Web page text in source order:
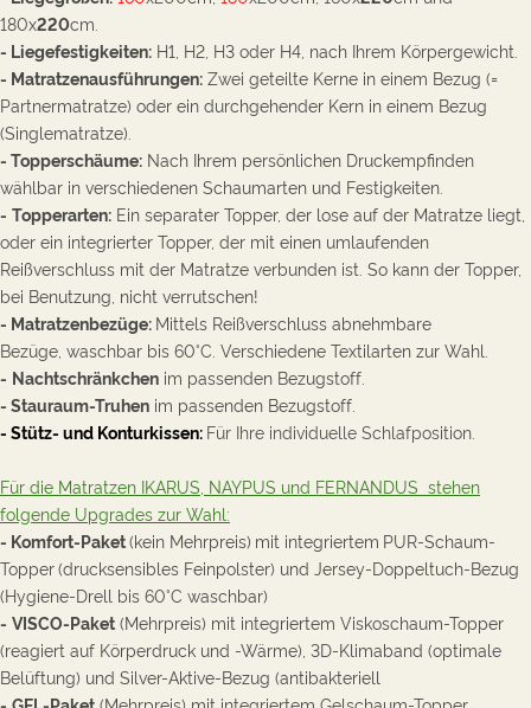
180x220cm.
- Liegefestigkeiten: H1, H2, H3 oder H4, nach Ihrem Körpergewicht.
- Matratzenausführungen: Zwei geteilte Kerne in einem Bezug (=
Partnermatratze) oder ein durchgehender Kern in einem Bezug
(Singlematratze).
- Topperschäume: Nach Ihrem persönlichen Druckempfinden
wählbar in verschiedenen Schaumarten und Festigkeiten.
- Topperarten: Ein separater Topper, der lose auf der Matratze liegt,
oder ein integrierter Topper, der mit einen umlaufenden
Reißverschluss mit der Matratze verbunden ist. So kann der Topper,
bei Benutzung, nicht verrutschen!
- Matratzenbezüge: Mittels Reißverschluss abnehmbare
Bezüge, waschbar bis 60°C. Verschiedene Textilarten zur Wahl.
- Nachtschränkchen im passenden Bezugstoff.
- Stauraum-Truhen im passenden Bezugstoff.
- Stütz- und Konturkissen: Für Ihre individuelle Schlafposition.
Für die Matratzen IKARUS, NAYPUS und FERNANDUS stehen
folgende Upgrades zur Wahl:
- Komfort-Paket(kein Mehrpreis) mit integriertem PUR-Schaum-
Topper(drucksensibles Feinpolster) und Jersey-Doppeltuch-Bezug
(Hygiene-Drell bis 60°C waschbar)
- VISCO-Paket (Mehrpreis) mit integriertem Viskoschaum-Topper
(reagiert auf Körperdruck und -Wärme), 3D-Klimaband (optimale
Belüftung) und Silver-Aktive-Bezug (antibakteriell